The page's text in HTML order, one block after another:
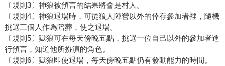
〔規則3〕神狼被預言的結果將會是村人。
〔規則4〕神狼退場時，可從狼人陣營以外的倖存參加者裡，隨機
挑選三個人作為陪葬，使之退場。
〔規則5〕獄狼可在每天傍晚五點，挑選一位自己以外的參加者進
行預言，知道他所扮演的角色。
〔規則6〕獄狼即使退場，每天傍晚五點仍有發動能力的時間。